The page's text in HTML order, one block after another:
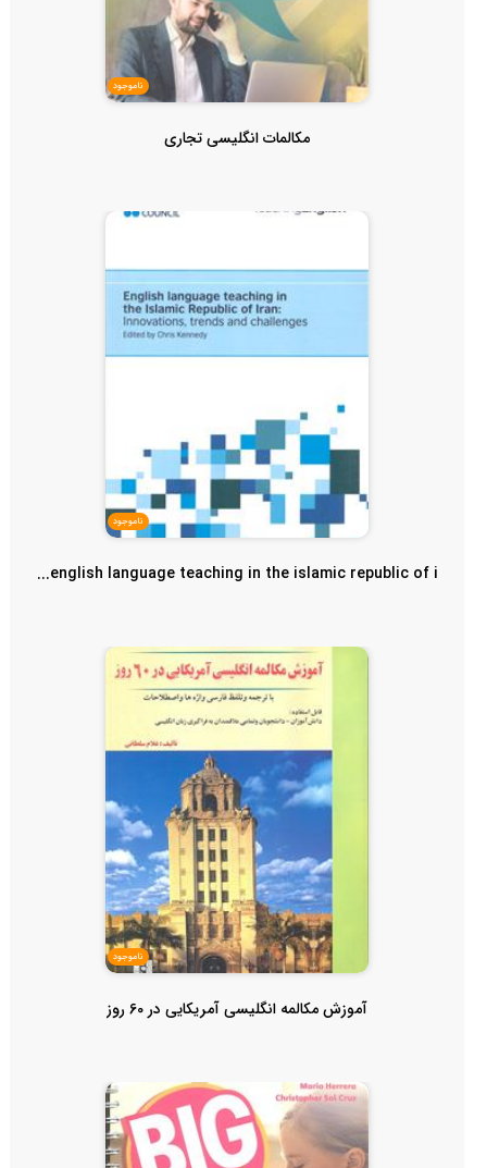
ناموجود
مکالمات انگلیسی تجاری
ناموجود
english language teaching in the islamic republic of i...
ناموجود
آموزش مکالمه انگلیسی آمریکایی در 60 روز